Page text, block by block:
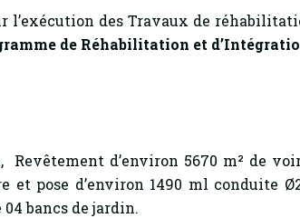
l’exécution des Travaux de
de Réhabilitation et
d’environ 5670 m² de
et pose d’environ 1490 ml conduite
bancs de jardin.